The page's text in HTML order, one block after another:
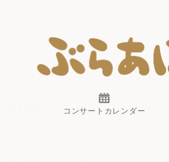
コンサートカレンダー